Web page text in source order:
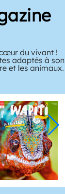
du vivant !
adaptés à son
et les animaux.